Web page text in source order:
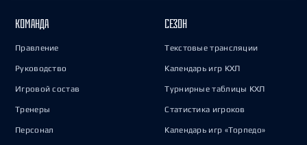
КОМАНДА
Правление
Руководство
Игровой состав
Тренеры
Персонал
СЕЗОН
Текстовые трансляции
Календарь игр КХЛ
Турнирные таблицы КХЛ
Статистика игроков
Календарь игр «Торпедо»